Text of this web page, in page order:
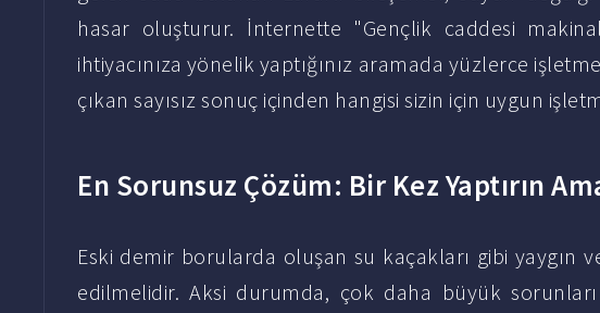
hasar oluşturur. İnternette "Gençlik caddesi
ihtiyacınıza yönelik yaptığınız aramada yüzlerce işletme
çıkan sayısız sonuç içinden hangisi sizin için uygun
En Sorunsuz Çözüm: Bir Kez Yaptırın
Eski demir borularda oluşan su kaçakları gibi yaygın
edilmelidir. Aksi durumda, çok daha büyük